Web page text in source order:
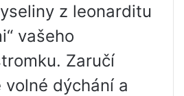
z leonarditu
vašeho
Zaručí
dýchání a